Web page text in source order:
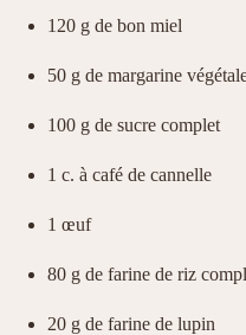
120 g de bon miel
50 g de margarine
100 g de sucre complet
1 c. à café de cannelle
1 œuf
80 g de farine de riz
20 g de farine de lupin